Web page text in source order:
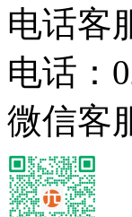
电话客
电话：
微信客